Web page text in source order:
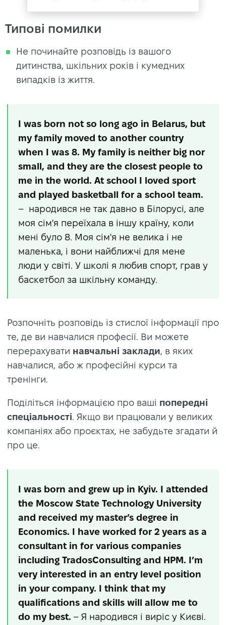
Типові помилки
Не починайте розповідь із вашого
дитинства, шкільних років і кумедних
випадків із життя.
I was born not so long ago in Belarus, but
my family moved to another country
when I was 8. My family is neither big nor
small, and they are the closest people to
me in the world. At school I loved sport
and played basketball for a school team.
– народився не так давно в Білорусі, але
моя сім'я переїхала в іншу країну, коли
мені було 8. Моя сім'я не велика і не
маленька, і вони найближчі для мене
люди у світі. У школі я любив спорт, грав у
баскетбол за шкільну команду.
Розпочніть розповідь із стислої інформації про
те, де ви навчалися професії. Ви можете
перерахувати навчальні заклади, в яких
навчалися, або ж професійні курси та
тренінги.
Поділіться інформацією про ваші попередні
спеціальності. Якщо ви працювали у великих
компаніях або проєктах, не забудьте згадати й
про це.
I was born and grew up in Kyiv. I attended
the Moscow State Technology University
and received my master’s degree in
Economics. I have worked for 2 years as a
consultant in for various companies
including TradosConsulting and HPM. I’m
very interested in an entry level position
in your company. I think that my
qualifications and skills will allow me to
do my best. – Я народився і виріс у Києві.